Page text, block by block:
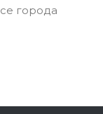
города